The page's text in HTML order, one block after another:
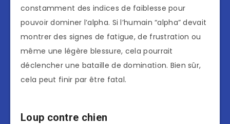
constamment des indices de faiblesse pour
pouvoir dominer l’alpha. Si l’humain “alpha” devait
montrer des signes de fatigue, de frustration ou
même une légère blessure, cela pourrait
déclencher une bataille de domination. Bien sûr,
cela peut finir par être fatal.
Loup contre chien